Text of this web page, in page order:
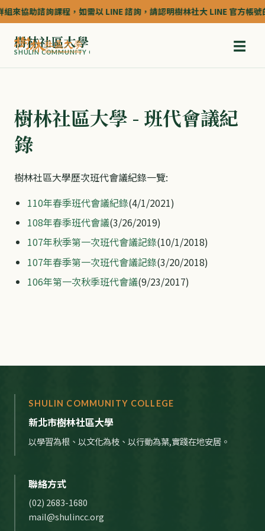
來協助諮詢課程，如需以 LINE 諮詢，請認明樹林社大 LINE 官方帳
樹林社區大學
SHULIN COMMUNITY COLLEGE ☰
樹林社區大學 - 班代會議紀
錄
樹林社區大學歷次班代會議紀錄一覽:
110年春季班代會議紀錄(4/1/2021)
108年春季班代會議(3/26/2019)
107年秋季第一次班代會議記錄(10/1/2018)
107年春季第一次班代會議記錄(3/20/2018)
106年第一次秋季班代會議(9/23/2017)
SHULIN COMMUNITY COLLEGE
新北市樹林社區大學
以學習為根、以文化為枝、以行動為葉,實踐在地安居。
聯絡方式
(02) 2683-1680
mail@shulincc.org